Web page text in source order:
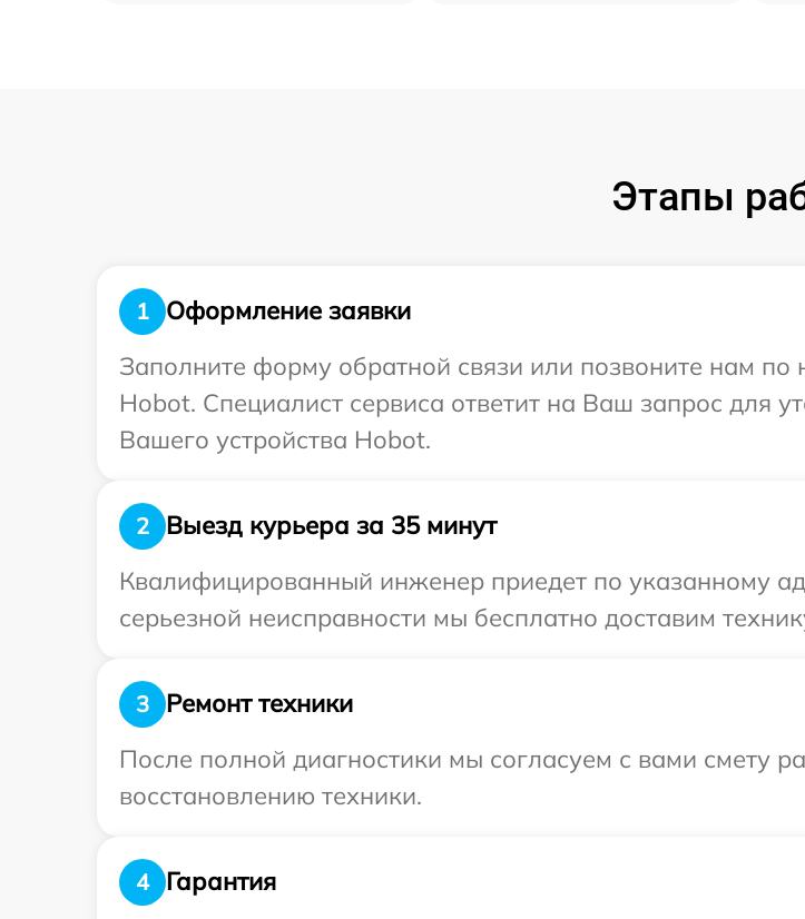
Этапы
1
Оформление заявки
Заполните форму обратной связи или позвоните нам по
Hobot. Специалист сервиса ответит на Ваш запрос для
Вашего устройства Hobot.
2
Выезд курьера за 35 минут
Квалифицированный инженер приедет по указанному
серьезной неисправности мы бесплатно доставим
3
Ремонт техники
После полной диагностики мы согласуем с вами смету
восстановлению техники.
4
Гарантия